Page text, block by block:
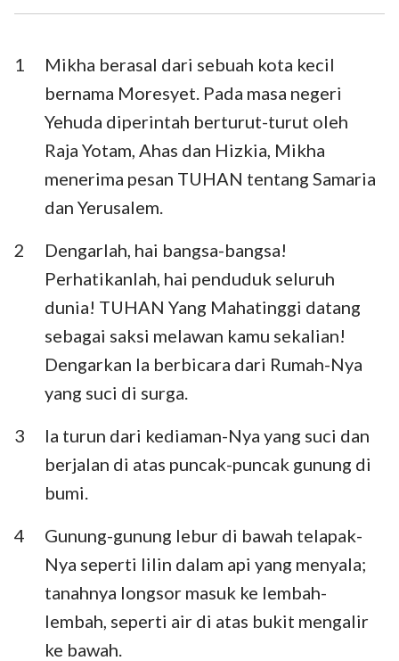
Ezra Nehemia
Ester Ayub
Mazmur Amsal
Yesaya Yeremia
Ratapan
Daniel Hosea
Obaja Yunus
Mikha Nahum
Zakharia
Maleakhi
1
Mikha berasal dari sebuah kota kecil
bernama Moresyet. Pada masa negeri
Yehuda diperintah berturut-turut oleh
Raja Yotam, Ahas dan Hizkia, Mikha
menerima pesan TUHAN tentang Samaria
dan Yerusalem.
2
Dengarlah, hai bangsa-bangsa!
Perhatikanlah, hai penduduk seluruh
dunia! TUHAN Yang Mahatinggi datang
sebagai saksi melawan kamu sekalian!
Dengarkan Ia berbicara dari Rumah-Nya
yang suci di surga.
3
Ia turun dari kediaman-Nya yang suci dan
berjalan di atas puncak-puncak gunung di
bumi.
4
Gunung-gunung lebur di bawah telapak-
Nya seperti lilin dalam api yang menyala;
tanahnya longsor masuk ke lembah-
lembah, seperti air di atas bukit mengalir
ke bawah.